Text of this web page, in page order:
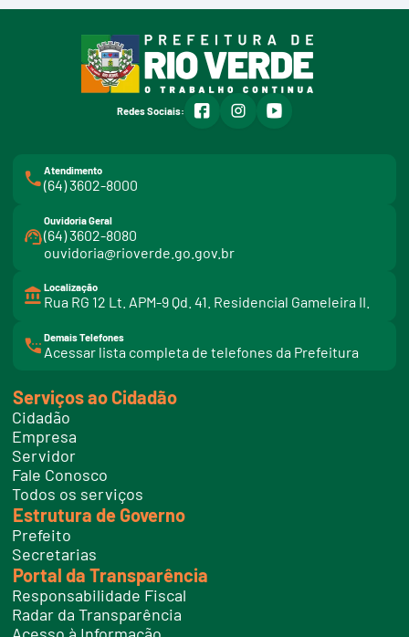
Redes Sociais: facebookinstagramyoutube
Atendimento
(64) 3602-8000
Ouvidoria Geral
(64) 3602-8080
ouvidoria@rioverde.go.gov.br
Localização
Rua RG 12 Lt. APM-9 Qd. 41. Residencial Gameleira II.
Demais Telefones
Acessar lista completa de telefones da Prefeitura
i
t
e
l
f
o
e
s
Serviços ao Cidadão
Cidadão
Empresa
Servidor
Fale Conosco
Todos os serviços
Estrutura de Governo
Prefeito
Secretarias
Portal da Transparência
Responsabilidade Fiscal
Radar da Transparência